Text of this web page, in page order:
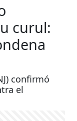
curul:
confirmó
el